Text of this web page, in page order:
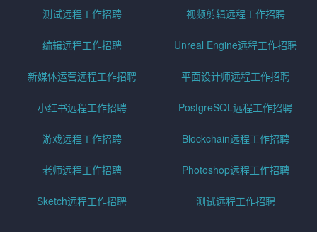
测试远程工作招聘 视频剪辑远程工作招聘
编辑远程工作招聘 Unreal Engine远程工作招聘
新媒体运营远程工作招聘 平面设计师远程工作招聘
小红书远程工作招聘 PostgreSQL远程工作招聘
游戏远程工作招聘 Blockchain远程工作招聘
老师远程工作招聘 Photoshop远程工作招聘
Sketch远程工作招聘 测试远程工作招聘